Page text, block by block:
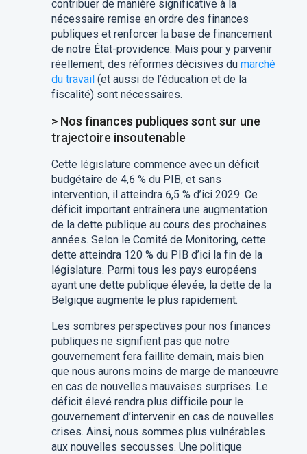
contribuer de manière significative à la
nécessaire remise en ordre des finances
publiques et renforcer la base de financement
de notre État-providence. Mais pour y parvenir
réellement, des réformes décisives du marché
du travail(et aussi de l’éducation et de la
fiscalité) sont nécessaires.
> Nos finances publiques sont sur une
trajectoire insoutenable
Cette législature commence avec un déficit
budgétaire de 4,6 % du PIB, et sans
intervention, il atteindra 6,5 % d’ici 2029. Ce
déficit important entraînera une augmentation
de la dette publique au cours des prochaines
années. Selon le Comité de Monitoring, cette
dette atteindra 120 % du PIB d’ici la fin de la
législature. Parmi tous les pays européens
ayant une dette publique élevée, la dette de la
Belgique augmente le plus rapidement.
Les sombres perspectives pour nos finances
publiques ne signifient pas que notre
gouvernement fera faillite demain, mais bien
que nous aurons moins de marge de manœuvre
en cas de nouvelles mauvaises surprises. Le
déficit élevé rendra plus difficile pour le
gouvernement d’intervenir en cas de nouvelles
crises. Ainsi, nous sommes plus vulnérables
aux nouvelles secousses. Une politique